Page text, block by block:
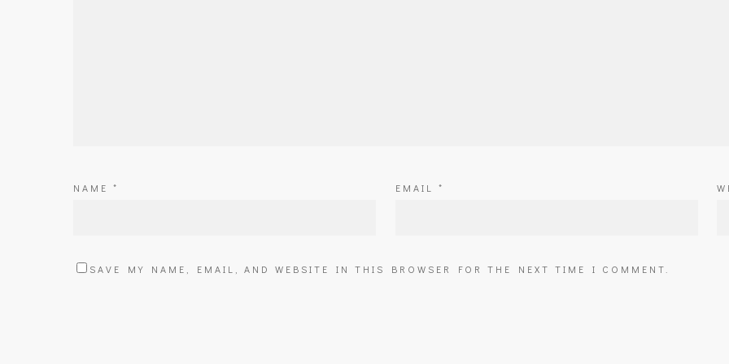
NAME * EMAIL *
SAVE MY NAME, EMAIL, AND WEBSITE IN THIS BROWSER FOR THE NEXT TIME I COMMENT.